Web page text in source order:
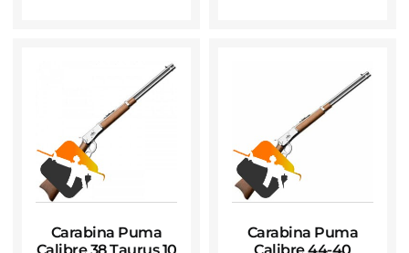
Carabina Puma
Calibre 38 Taurus 10
Carabina Puma
Calibre 44-40